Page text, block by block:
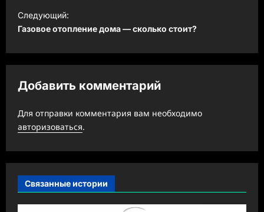
в
и
а
ц
я
з
а
п
и
Следующий:
Газовое отопление дома — сколько стоит?
Добавить комментарий
Для отправки комментария вам необходимо
авторизоваться.
Связанные истории